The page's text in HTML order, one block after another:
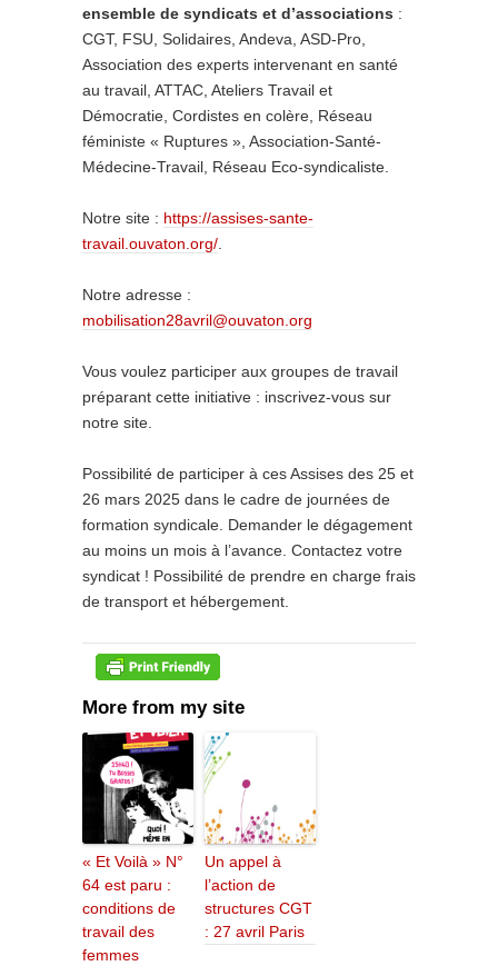
ensemble de syndicats et d’associations :
CGT, FSU, Solidaires, Andeva, ASD-Pro,
Association des experts intervenant en santé
au travail, ATTAC, Ateliers Travail et
Démocratie, Cordistes en colère, Réseau
féministe « Ruptures », Association-Santé-
Médecine-Travail, Réseau Eco-syndicaliste.
Notre site : https://assises-sante-
travail.ouvaton.org/
Notre adresse :
mobilisation28avril@ouvaton.org
Vous voulez participer aux groupes de travail
préparant cette initiative : inscrivez-vous sur
notre site.
Possibilité de participer à ces Assises des 25 et
26 mars 2025 dans le cadre de journées de
formation syndicale. Demander le dégagement
au moins un mois à l’avance. Contactez votre
syndicat ! Possibilité de prendre en charge frais
de transport et hébergement.
More from my site
« Et Voilà » N°
64 est paru :
conditions de
travail des
femmes
Un appel à
l’action de
structures CGT
: 27 avril Paris